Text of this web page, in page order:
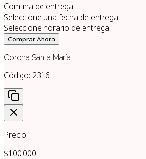
Comuna de entrega
Seleccione una fecha de entrega
Seleccione horario de entrega
Comprar Ahora
Corona Santa María
Código: 2316
Precio
$100.000